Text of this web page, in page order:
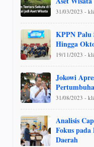
31/03/2023 -
KPPN Palu
Hingga
19/11/2023 -
Jokowi
31/08/2023 -
Analisis
Fokus
Daerah